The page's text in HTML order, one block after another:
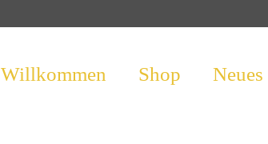
Willkommen Shop Neues